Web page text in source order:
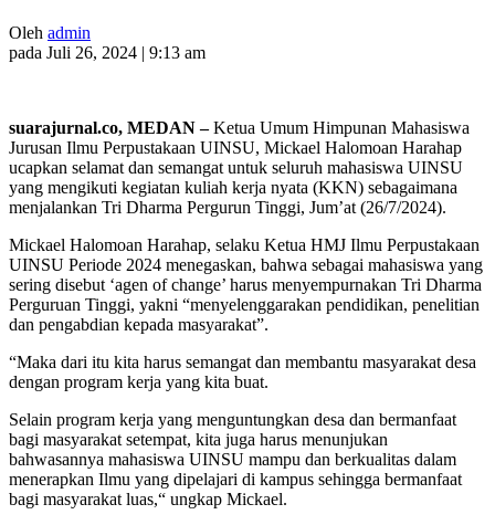
Oleh admin
pada Juli 26, 2024 | 9:13 am
suarajurnal.co, MEDAN –Ketua Umum Himpunan Mahasiswa
Jurusan Ilmu Perpustakaan UINSU, Mickael Halomoan Harahap
ucapkan selamat dan semangat untuk seluruh mahasiswa UINSU
yang mengikuti kegiatan kuliah kerja nyata (KKN) sebagaimana
menjalankan Tri Dharma Pergurun Tinggi, Jum’at (26/7/2024).
Mickael Halomoan Harahap, selaku Ketua HMJ Ilmu Perpustakaan
UINSU Periode 2024 menegaskan, bahwa sebagai mahasiswa yang
sering disebut ‘agen of change’ harus menyempurnakan Tri Dharma
Perguruan Tinggi, yakni “menyelenggarakan pendidikan, penelitian
dan pengabdian kepada masyarakat”.
“Maka dari itu kita harus semangat dan membantu masyarakat desa
dengan program kerja yang kita buat.
Selain program kerja yang menguntungkan desa dan bermanfaat
bagi masyarakat setempat, kita juga harus menunjukan
bahwasannya mahasiswa UINSU mampu dan berkualitas dalam
menerapkan Ilmu yang dipelajari di kampus sehingga bermanfaat
bagi masyarakat luas,“ ungkap Mickael.